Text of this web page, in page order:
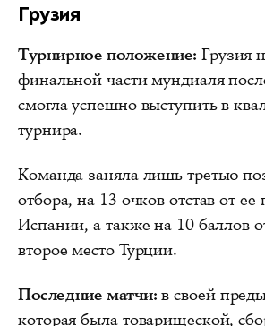
Грузия
Турнирное положение: Грузия
финальной части мундиаля
смогла успешно выступить в
турнира.
Команда заняла лишь третью
отбора, на 13 очков отстав от ее
Испании, а также на 10 баллов
второе место Турции.
Последние матчи: в своей
которая была товарищеской,